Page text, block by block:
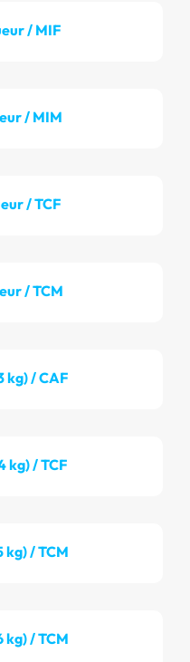
/ MIF
/ MIM
/ TCF
/ TCM
kg) / CAF
kg) / TCF
kg) / TCM
kg) / TCM